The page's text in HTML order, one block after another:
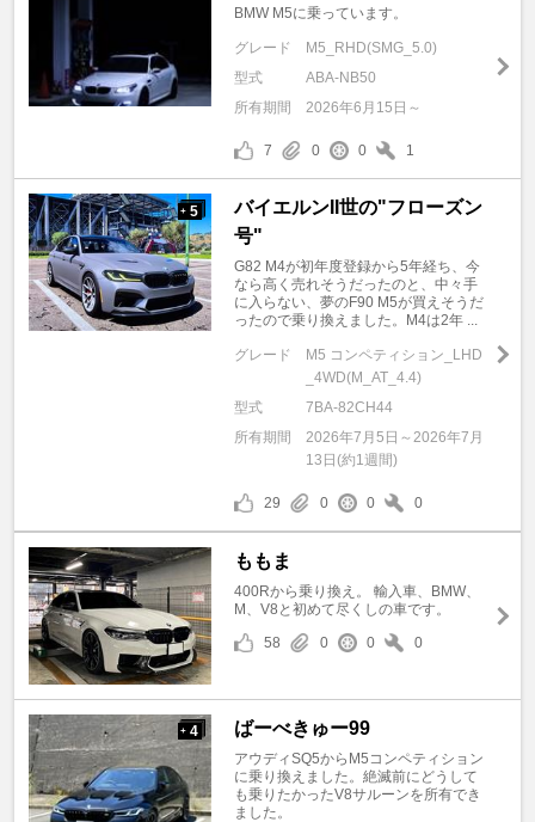
BMW M5に乗っています。
グレード
M5_RHD(SMG_5.0)
型式
ABA-NB50
所有期間
2026年6月15日～
7 0 0 1
+ 5
バイエルンII世の"フローズン
号"
G82 M4が初年度登録から5年経ち、今
なら高く売れそうだったのと、中々手
に入らない、夢のF90 M5が買えそうだ
ったので乗り換えました。M4は2年 ...
グレード
M5 コンペティション_LHD
_4WD(M_AT_4.4)
型式
7BA-82CH44
所有期間
2026年7月5日～2026年7月
13日(約1週間)
29 0 0 0
ももま
400Rから乗り換え。 輸入車、BMW、
M、V8と初めて尽くしの車です。
58
0 0 0
+ 4 ばーべきゅー99
アウディSQ5からM5コンペティション
に乗り換えました。絶滅前にどうして
も乗りたかったV8サルーンを所有でき
ました。